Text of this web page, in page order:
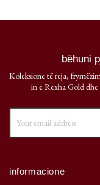
bëhuni
Koleksione të reja,
in e Rexha Gold
informacione